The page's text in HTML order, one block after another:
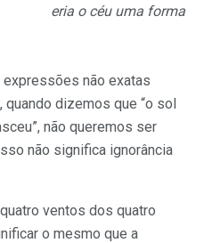
eria o céu uma forma
não exatas
dizemos que “o sol
não queremos ser
não significa ignorância
ventos dos quatro
o mesmo que a